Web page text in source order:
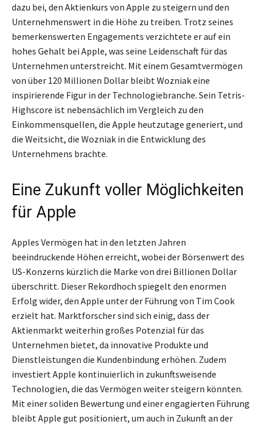
dazu bei, den Aktienkurs von Apple zu steigern und den
Unternehmenswert in die Höhe zu treiben. Trotz seines
bemerkenswerten Engagements verzichtete er auf ein
hohes Gehalt bei Apple, was seine Leidenschaft für das
Unternehmen unterstreicht. Mit einem Gesamtvermögen
von über 120 Millionen Dollar bleibt Wozniak eine
inspirierende Figur in der Technologiebranche. Sein Tetris-
Highscore ist nebensächlich im Vergleich zu den
Einkommensquellen, die Apple heutzutage generiert, und
die Weitsicht, die Wozniak in die Entwicklung des
Unternehmens brachte.
Eine Zukunft voller Möglichkeiten
für Apple
Apples Vermögen hat in den letzten Jahren
beeindruckende Höhen erreicht, wobei der Börsenwert des
US-Konzerns kürzlich die Marke von drei Billionen Dollar
überschritt. Dieser Rekordhoch spiegelt den enormen
Erfolg wider, den Apple unter der Führung von Tim Cook
erzielt hat. Marktforscher sind sich einig, dass der
Aktienmarkt weiterhin großes Potenzial für das
Unternehmen bietet, da innovative Produkte und
Dienstleistungen die Kundenbindung erhöhen. Zudem
investiert Apple kontinuierlich in zukunftsweisende
Technologien, die das Vermögen weiter steigern könnten.
Mit einer soliden Bewertung und einer engagierten Führung
bleibt Apple gut positioniert, um auch in Zukunft an der